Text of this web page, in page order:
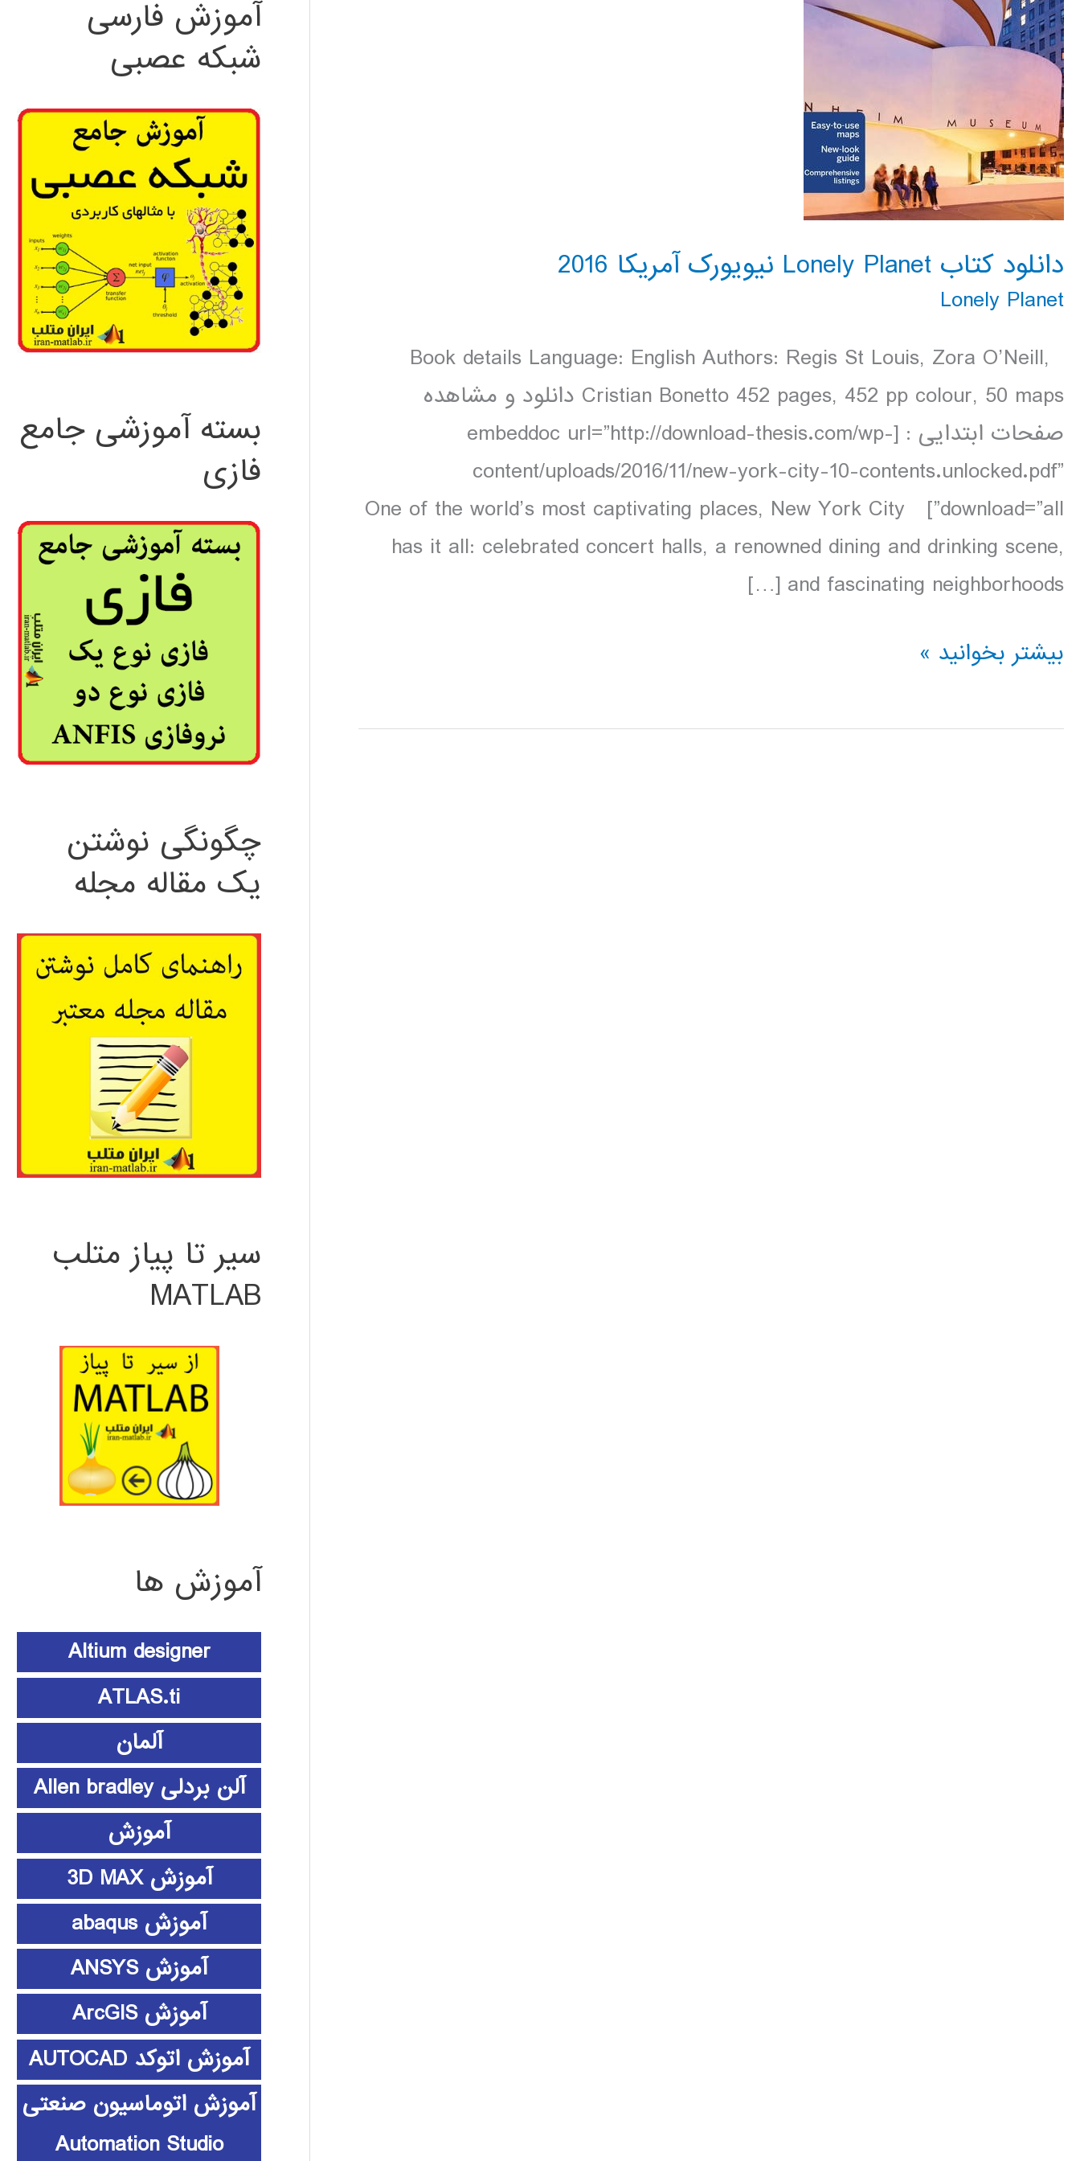
دانلود کتاب Lonely Planet نیویورک آمریکا 2016
Lonely Planet
Book details Language: English Authors: Regis St Louis, Zora O’Neill,
Cristian Bonetto 452 pages, 452 pp colour, 50 maps دانلود و مشاهده
صفحات ابتدایی : [embeddoc url=”http://download-thesis.com/wp-
content/uploads/2016/11/new-york-city-10-contents.unlocked.pdf”
download=”all”] One of the world’s most captivating places, New York City
has it all: celebrated concert halls, a renowned dining and drinking scene,
and fascinating neighborhoods […]
دانلود
Lonely
بیشتر بخوانید »
آموزش فارسی
شبکه عصبی
بسته آموزشی جامع
فازی
چگونگی نوشتن
یک مقاله مجله
سیر تا پیاز متلب
MATLAB
آموزش ها
Altium designer
ATLAS.ti
آلمان
آلن بردلی Allen bradley
آموزش
آموزش 3D MAX
آموزش abaqus
آموزش ANSYS
آموزش ArcGIS
آموزش اتوکد AUTOCAD
آموزش اتوماسیون صنعتی
Automation Studio